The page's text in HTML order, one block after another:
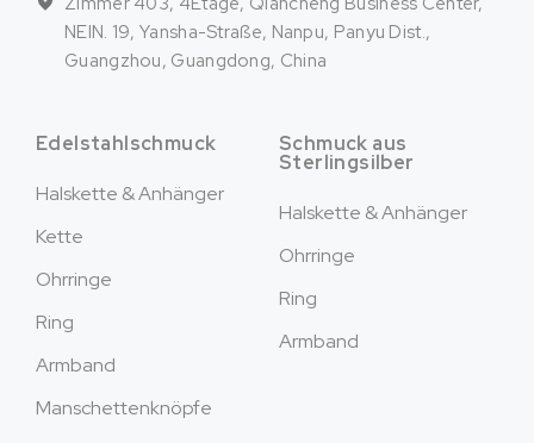
NEIN. 19, Yansha-Straße, Nanpu, Panyu Dist.,
Guangzhou, Guangdong, China
Edelstahlschmuck
Halskette & Anhänger
Kette
Ohrringe
Ring
Armband
Manschettenknöpfe
Schmuck aus
Sterlingsilber
Halskette & Anhänger
Ohrringe
Ring
Armband